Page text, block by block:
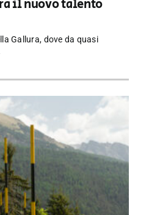
il nuovo talento
Gallura, dove da quasi